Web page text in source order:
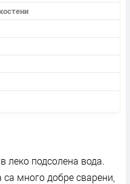
леко подсолена вода.
много добре сварени,